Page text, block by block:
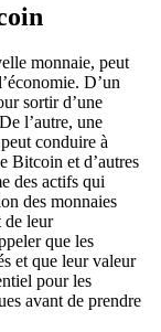
monnaie, peut
D’un
sortir d’une
l’autre, une
conduire à
Bitcoin et d’autres
des actifs qui
des monnaies
de leur
que les
et que leur valeur
pour les
avant de prendre